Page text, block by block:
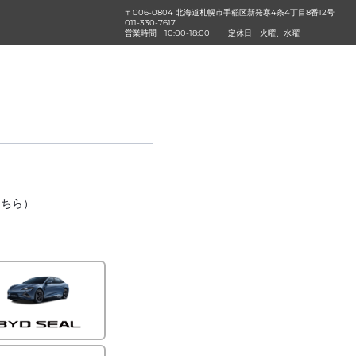
〒006-0804 北海道札幌市手稲区新発寒4条4丁目8番12号
011-330-7617
営業時間
10:00-18:00 定休日 火曜、水曜
ら）